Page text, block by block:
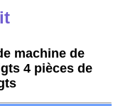
machine de
4 pièces de